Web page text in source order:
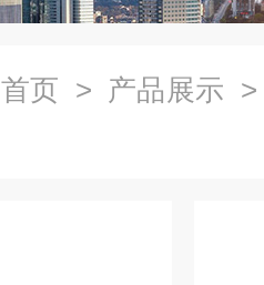
首页 > 产品展示